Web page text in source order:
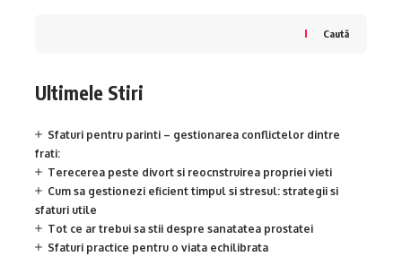
Caută
Ultimele Stiri
Sfaturi pentru parinti – gestionarea conflictelor dintre
frati:
Terecerea peste divort si reocnstruirea propriei vieti
Cum sa gestionezi eficient timpul si stresul: strategii si
sfaturi utile
Tot ce ar trebui sa stii despre sanatatea prostatei
Sfaturi practice pentru o viata echilibrata